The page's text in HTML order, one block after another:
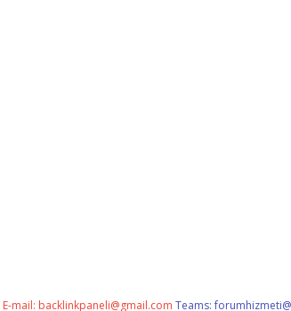
E-mail: backlinkpaneli@gmail.com Teams: